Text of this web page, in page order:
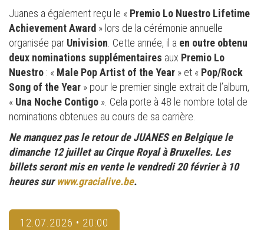
Juanes a également reçu le « Premio Lo Nuestro Lifetime
Achievement Award » lors de la cérémonie annuelle
organisée par Univision. Cette année, il a en outre obtenu
deux nominations supplémentaires aux Premio Lo
Nuestro : « Male Pop Artist of the Year » et « Pop/Rock
Song of the Year » pour le premier single extrait de l’album,
« Una Noche Contigo ». Cela porte à 48 le nombre total de
nominations obtenues au cours de sa carrière.
Ne manquez pas le retour de JUANES en Belgique le
dimanche 12 juillet au Cirque Royal à Bruxelles. Les
billets seront mis en vente le vendredi 20 février à 10
heures surwww.gracialive.be.
12.07.2026 • 20:00